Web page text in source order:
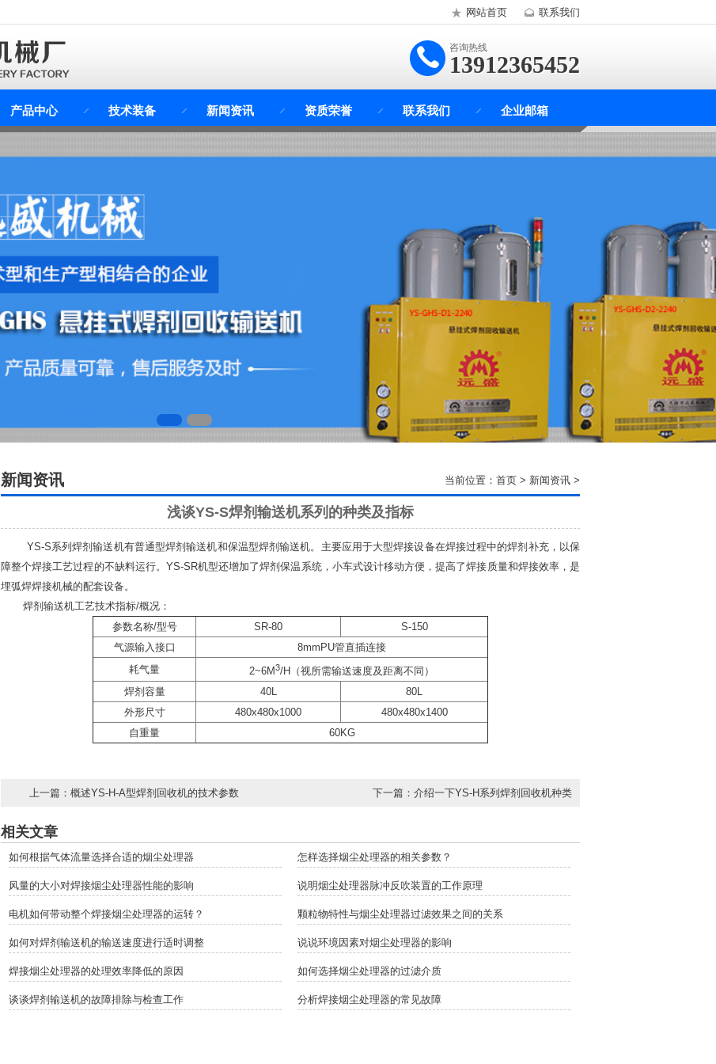
网站首页 联系我们
咨询热线
13912365452
产品中心 技术装备 新闻资讯 资质荣誉 联系我们 企业邮箱
新闻资讯 当前位置： 首页 > 新闻资讯 >
浅谈YS-S焊剂输送机系列的种类及指标
YS-S系列焊剂输送机有普通型焊剂输送机和保温型焊剂输送机。主要应用于大型焊接设备在焊接过程中的焊剂补充，以保
障整个焊接工艺过程的不缺料运行。YS-SR机型还增加了焊剂保温系统，小车式设计移动方便，提高了焊接质量和焊接效率，是
埋弧焊焊接机械的配套设备。
焊剂输送机工艺技术指标/概况：
参数名称/型号
SR-80
S-150
气源输入接口
8mmPU管直插连接
耗气量
2~6M3/H（视所需输送速度及距离不同）
焊剂容量
40L
80L
外形尺寸
480x480x1000
480x480x1400
自重量
60KG
上一篇： 概述YS-H-A型焊剂回收机的技术参数 下一篇： 介绍一下YS-H系列焊剂回收机种类
相关文章
如何根据气体流量选择合适的烟尘处理器 怎样选择烟尘处理器的相关参数？
风量的大小对焊接烟尘处理器性能的影响 说明烟尘处理器脉冲反吹装置的工作原理
电机如何带动整个焊接烟尘处理器的运转？ 颗粒物特性与烟尘处理器过滤效果之间的关系
如何对焊剂输送机的输送速度进行适时调整 说说环境因素对烟尘处理器的影响
焊接烟尘处理器的处理效率降低的原因 如何选择烟尘处理器的过滤介质
谈谈焊剂输送机的故障排除与检查工作 分析焊接烟尘处理器的常见故障